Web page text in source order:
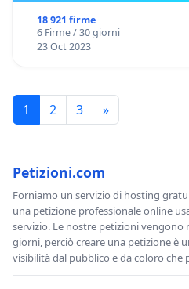
18 921 firme
6 Firme / 30 giorni
23 Oct 2023
1 2 3 »
Petizioni.com
Forniamo un servizio di hosting
una petizione professionale online
servizio. Le nostre petizioni
giorni, perciò creare una petizione è
visibilità dal pubblico e da coloro che